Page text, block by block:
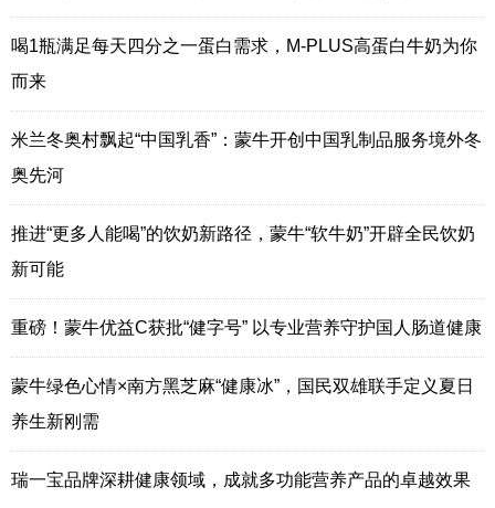
喝1瓶满足每天四分之一蛋白需求，M-PLUS高蛋白牛奶为你
而来
米兰冬奥村飘起“中国乳香”：蒙牛开创中国乳制品服务境外冬
奥先河
推进“更多人能喝”的饮奶新路径，蒙牛“软牛奶”开辟全民饮奶
新可能
重磅！蒙牛优益C获批“健字号” 以专业营养守护国人肠道健康
蒙牛绿色心情×南方黑芝麻“健康冰”，国民双雄联手定义夏日
养生新刚需
瑞一宝品牌深耕健康领域，成就多功能营养产品的卓越效果